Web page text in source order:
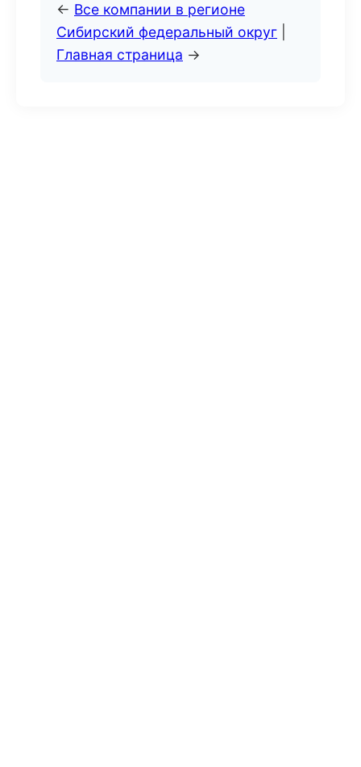
← Все компании в регионе
Сибирский федеральный округ
Главная страница →